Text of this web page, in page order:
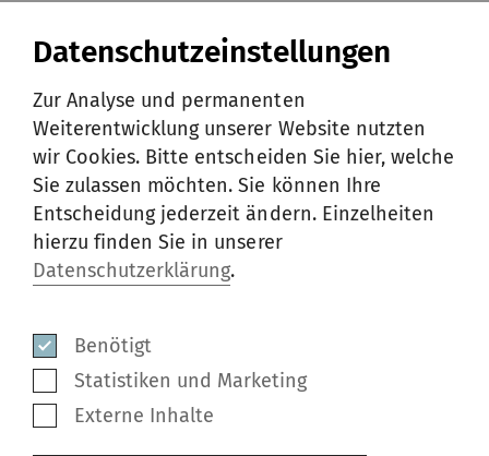
Geschäftsbericht 2021
PDF/ 2 MB
Kurzbericht 2021
PDF/183 KB
PDF/ 181 KB
Datenschutzeinstellungen
Zur Analyse und permanenten
Weiterentwicklung unserer Website nutzten
wir Cookies. Bitte entscheiden Sie hier, welche
Sie zulassen möchten. Sie können Ihre
Entscheidung jederzeit ändern. Einzelheiten
hierzu finden Sie in unserer
Datenschutzerklärung.
Benötigt
Statistiken und Marketing
Externe Inhalte